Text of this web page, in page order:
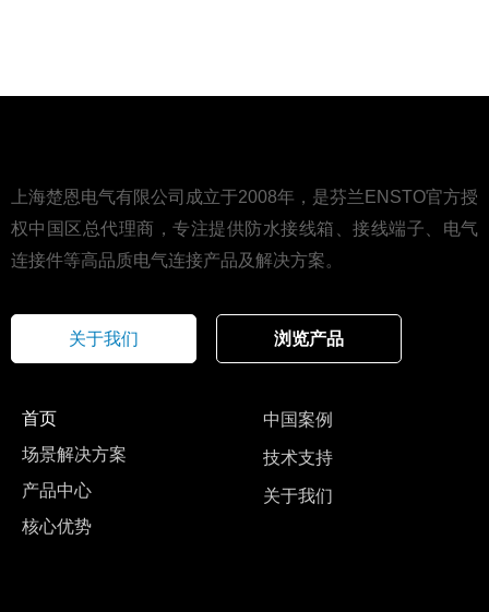
浏览产品
关于我们
上海楚恩电气有限公司成立于2008年，是芬兰ENSTO官方授
权中国区总代理商，专注提供防水接线箱、接线端子、电气
连接件等高品质电气连接产品及解决方案。
首页
场景解决方案
产品中心
核心优势
中国案例
技术支持
关于我们